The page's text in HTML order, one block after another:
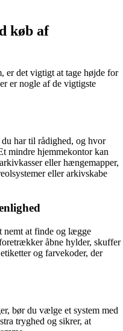
køb af
er det vigtigt at tage højde for
er nogle af de vigtigste
har til rådighed, og hvor
mindre hjemmekontor kan
eller hængemapper,
eller arkivskabe
nemt at finde og lægge
åbne hylder, skuffer
og farvekoder, der
bør du vælge et system med
tryghed og sikrer, at